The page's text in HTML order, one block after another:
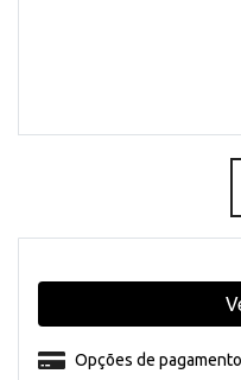
Opções de pagamento